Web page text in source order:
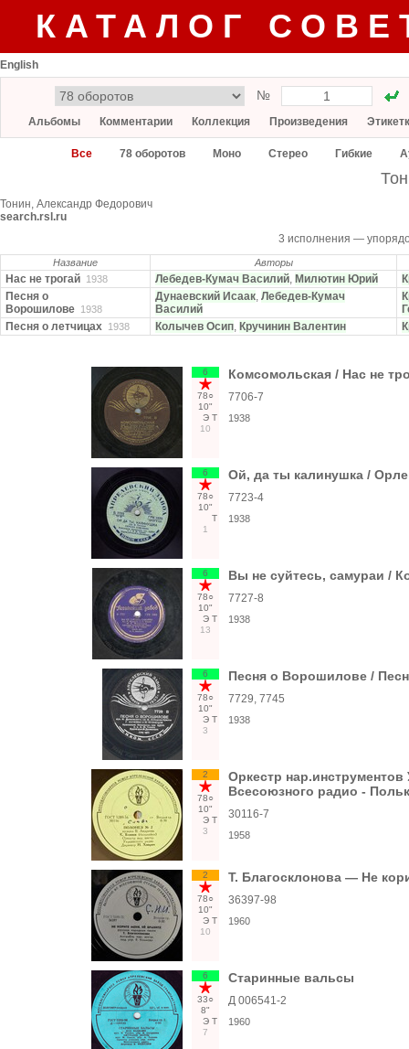
КАТАЛОГ
English
№
Альбомы Комментарии Коллекция Произведения
Все 78 оборотов Моно Стерео Гибкие
Тонин, Александр Федорович
search.rsl.ru
3 исполнения —
Название Авторы
Нас не трогай 1938 Лебедев-Кумач Василий, Милютин Юрий
Песня о
Ворошилове 1938
Дунаевский Исаак, Лебедев-Кумач
Василий
Песня о летчицах 1938 Колычев Осип, Кручинин Валентин
6
78○
10"
Э Т
10
Комсомольская / Нас не
7706-7
1938
6
78○
10"
Т
1
Ой, да ты калинушка /
7723-4
1938
6
78○
10"
Э Т
13
Вы не суйтесь, самураи /
7727-8
1938
6
78○
10"
Э Т
3
Песня о Ворошилове /
7729, 7745
1938
2
78○
10"
Э Т
3
Оркестр
Всесоюзного радио -
30116-7
1958
2
78○
10"
Э Т
10
Т. Благосклонова — Не
36397-98
1960
6
33○
8"
Э Т
7
Старинные вальсы
Д 006541-2
1960